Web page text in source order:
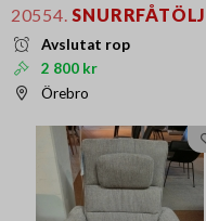
20554. SNURRFÅTÖLJ
Avslutat rop
2 800 kr
Örebro